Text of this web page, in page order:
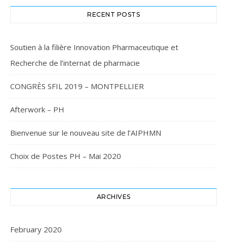
RECENT POSTS
Soutien à la filière Innovation Pharmaceutique et
Recherche de l’internat de pharmacie
CONGRÈS SFIL 2019 – MONTPELLIER
Afterwork – PH
Bienvenue sur le nouveau site de l’AIPHMN
Choix de Postes PH – Mai 2020
ARCHIVES
February 2020